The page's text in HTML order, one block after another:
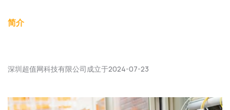
简介
深圳超值网科技有限公司成立于2024-07-23